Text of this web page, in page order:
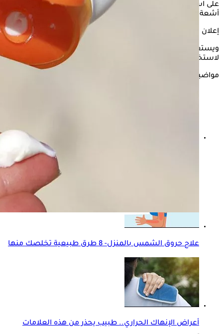
على استعمال كريمات واقي الشمس، لتجنب أي ضرر قد ينجم عن
أشعة الشمس.
إعلان
ويستعرض "الكونسلتو" في السطور التالية، الطريقة المثالية
لاستخدام كريم واقي الشمس، وذلك بحسب "verywellhealth".
مواضيع ذات صلة
علاج حروق الشمس- احذر الوقوع في هذه الأخطاء لضمان
علاج حروق الشمس بالمنزل- 8 طرق طبيعية تخلصك منها
أعراض الإنهاك الحراري.. طبيب يحذر من هذه العلامات